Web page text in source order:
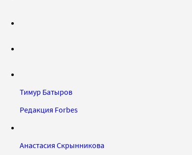
Тимур Батыров
Редакция Forbes
Анастасия Скрынникова